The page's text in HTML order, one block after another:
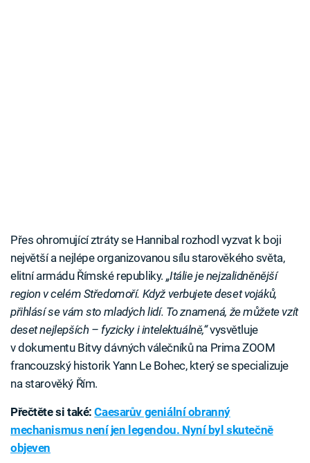
Přes ohromující ztráty se Hannibal rozhodl vyzvat k boji
největší a nejlépe organizovanou sílu starověkého světa,
elitní armádu Římské republiky. „Itálie je nejzalidněnější
region v celém Středomoří. Když verbujete deset vojáků,
přihlásí se vám sto mladých lidí. To znamená, že můžete vzít
deset nejlepších – fyzicky i intelektuálně,“vysvětluje
v dokumentu Bitvy dávných válečníků na Prima ZOOM
francouzský historik Yann Le Bohec, který se specializuje
na starověký Řím.
Přečtěte si také: Caesarův geniální obranný
mechanismus není jen legendou. Nyní byl skutečně
objeven